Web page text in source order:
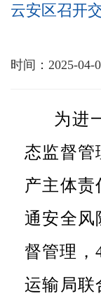
云安区召开
时间：2025-04-
为进
态监督管
产主体责
通安全风
督管理，
运输局联